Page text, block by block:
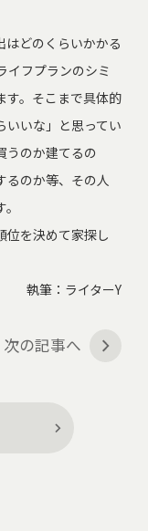
はどのくらいかかる
イフプランのシミ
す。そこまで具体的
いいな」と思ってい
うのか建てるの
るのか等、その人
位を決めて家探し
執筆：ライターY
次の記事へ